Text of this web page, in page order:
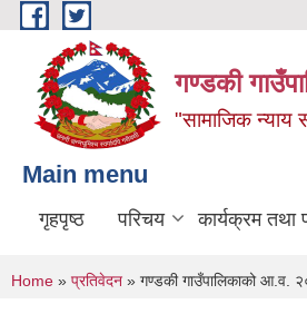
Skip to main content
गण्डकी
"सामाजिक न्याय
Main menu
गृहपृष्ठ परिचय कार्यक्रम तथा
You are here
Home » प्रतिवेदन » गण्डकी गाउँपालिकाको आ.व.